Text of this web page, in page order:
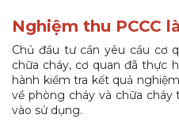
Nghiệm thu PCCC
Chủ đầu tư cần yêu cầu cơ
chữa cháy, cơ quan đã thực
hành kiểm tra kết quả
về phòng cháy và chữa
vào sử dụng.